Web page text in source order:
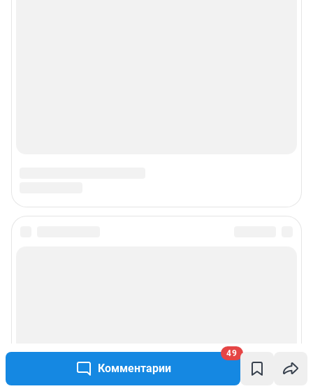
Комментарии
49